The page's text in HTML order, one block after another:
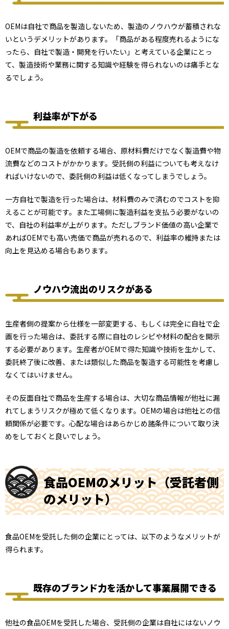
OEMは自社で商品を製造しないため、製造のノウハウが蓄積されな
いというデメリットがあります。「商品がある程度売れるようにな
ったら、自社で製造・開発を行いたい」と考えている企業にとっ
て、製造技術や業務に関する知識や経験を得られないのは痛手とな
るでしょう。
利益率が下がる
OEMで商品の製造を依頼する場合、原材料費だけでなく製造費や物
流費などのコストがかかります。受託側の利益についても考えなけ
ればいけないので、委託側の利益は低くなってしまうでしょう。
一方自社で製造を行った場合は、材料費のみで済むのでコストを抑
えることが可能です。また工場側に製造利益を支払う必要がないの
で、自社の利益率が上がります。ただしブランド価値の高い企業で
あればOEMでも高い売価で商品が売れるので、利益率の維持または
向上を見込める場合もあります。
ノウハウ流出のリスクがある
生産者側の提案から仕様を一部変更する、もしくは完全に自社で企
画を行った場合は、委託する際に自社のレシピや材料の配合を開示
する必要があります。生産者がOEMで得た知識や技術を生かして、
委託終了後に改善、または類似した商品を製造する可能性を考慮し
なくてはいけません。
その反面自社で商品を生産する場合は、大切な商品情報が他社に漏
れてしまうリスクが極めて低くなります。OEMの場合は他社との信
頼関係が必要です。心配な場合はあらかじめ諸条件について取り決
めをしておくと良いでしょう。
食品OEMのメリット（受託者側
のメリット）
食品OEMを受託した側の企業にとっては、以下のようなメリットが
得られます。
既存のブランド力を活かして事業展開できる
他社の食品OEMを受託した場合、受託側の企業は自社にはないノウ